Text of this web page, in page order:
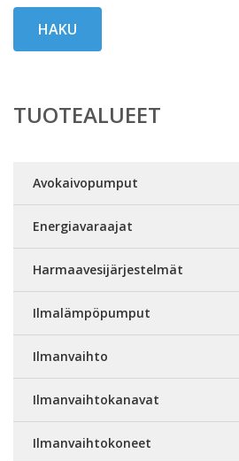
HAKU
TUOTEALUEET
Avokaivopumput
Energiavaraajat
Harmaavesijärjestelmät
Ilmalämpöpumput
Ilmanvaihto
Ilmanvaihtokanavat
Ilmanvaihtokoneet